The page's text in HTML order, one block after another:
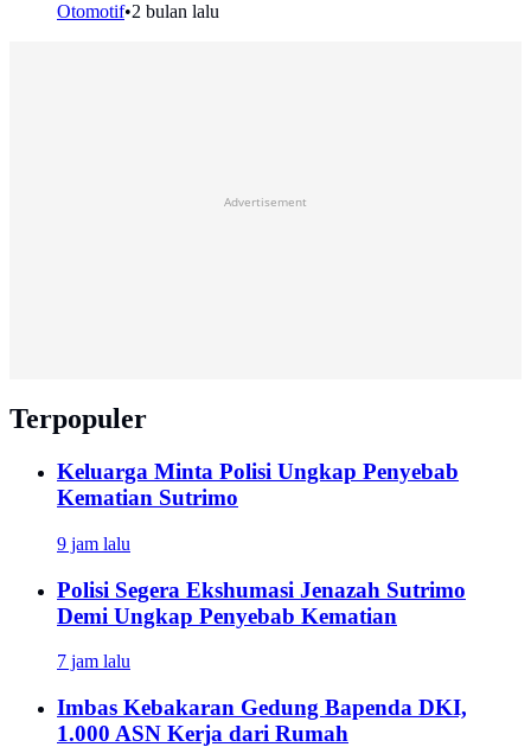
Otomotif•2 bulan lalu
Advertisement
Terpopuler
Keluarga Minta Polisi Ungkap Penyebab
Kematian Sutrimo
9 jam lalu
Polisi Segera Ekshumasi Jenazah Sutrimo
Demi Ungkap Penyebab Kematian
7 jam lalu
Imbas Kebakaran Gedung Bapenda DKI,
1.000 ASN Kerja dari Rumah